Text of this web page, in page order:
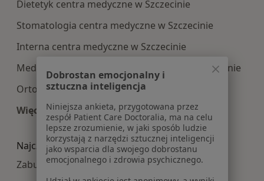
Dietetyk centra medyczne w Szczecinie
Stomatologia centra medyczne w Szczecinie
Interna centra medyczne w Szczecinie
Medycyna rodzinna centra medyczne w Szczecinie
Ortopedia centra medyczne w Szczecinie
Więcej (13)
Więcej w kategorii: Najpopularniesze centra
Najczęście leczone choroby
Zaburzenia miesiączkowania w Szczecinie
Dobrostan emocjonalny i
sztuczna inteligencja
Niniejsza ankieta, przygotowana przez
zespół Patient Care Doctoralia, ma na celu
lepsze zrozumienie, w jaki sposób ludzie
korzystają z narzędzi sztucznej inteligencji
jako wsparcia dla swojego dobrostanu
emocjonalnego i zdrowia psychicznego.